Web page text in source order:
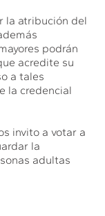
la atribución del
podrán
acredite su
a tales
la credencial
invito a votar a
la
adultas